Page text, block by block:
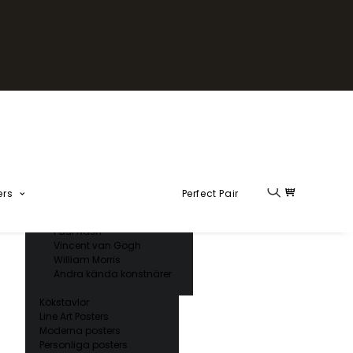
Claude Monet
Paul Nash
Vincent van Gogh
William Morris
Andra kända konstnärer
Kökstavlor
Line Art Posters
Moderna posters
Personliga posters
Perfect Pair